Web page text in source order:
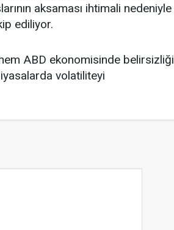
aksaması ihtimali nedeniyle
ediliyor.
ABD ekonomisinde belirsizliği
volatiliteyi